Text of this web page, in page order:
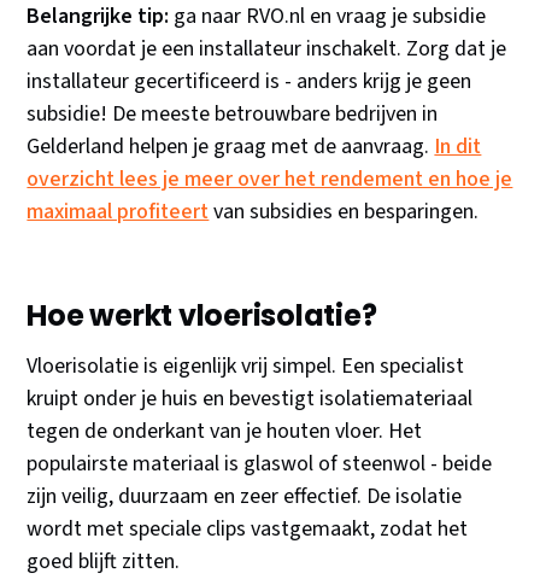
Belangrijke tip: ga naar RVO.nl en vraag je subsidie
aan voordat je een installateur inschakelt. Zorg dat je
installateur gecertificeerd is - anders krijg je geen
subsidie! De meeste betrouwbare bedrijven in
Gelderland helpen je graag met de aanvraag.In dit
overzicht lees je meer over het rendement en hoe je
maximaal profiteertvan subsidies en besparingen.
Hoe werkt vloerisolatie?
Vloerisolatie is eigenlijk vrij simpel. Een specialist
kruipt onder je huis en bevestigt isolatiemateriaal
tegen de onderkant van je houten vloer. Het
populairste materiaal is glaswol of steenwol - beide
zijn veilig, duurzaam en zeer effectief. De isolatie
wordt met speciale clips vastgemaakt, zodat het
goed blijft zitten.